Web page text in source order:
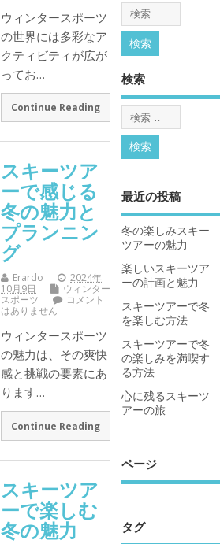
ウィンタースポーツ
の世界には多彩なア
クティビティが広が
ってお…
Continue Reading
スキーツア
ーで感じる
冬の魅力と
プランニン
グ
Erardo
2024年
10月9日
ウィンター
スポーツ
コメント
はありません
ウィンタースポーツ
の魅力は、その爽快
感と挑戦の要素にあ
ります…
Continue Reading
スキーツア
ーで楽しむ
冬の魅力
検索
最近の投稿
冬の楽しみスキー
ツアーの魅力
楽しいスキーツア
ーの計画と魅力
スキーツアーで冬
を楽しむ方法
スキーツアーで冬
の楽しみを満喫す
る方法
心に残るスキーツ
アーの旅
ページ
タグ